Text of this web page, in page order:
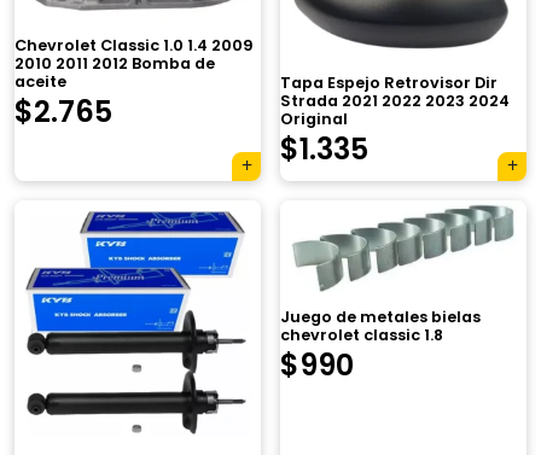
Chevrolet Classic 1.0 1.4 2009
2010 2011 2012 Bomba de
aceite
El
original
$3.920.
$2.765
actual
es:
$2.765.
Tapa Espejo Retrovisor Dir
Strada 2021 2022 2023 2024
Original
$1.335
Juego de metales bielas
chevrolet classic 1.8
$990